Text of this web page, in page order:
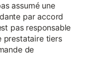
assumé une
par accord
pas responsable
prestataire tiers
de